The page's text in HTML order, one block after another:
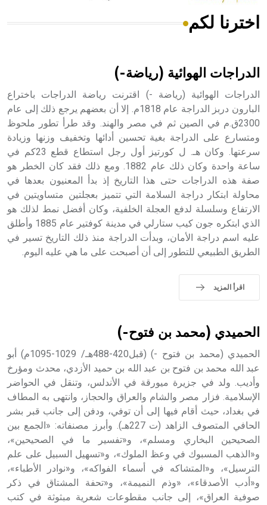
هل تعلم أن الأبسيد كلمة فرنسية اللفظ تم اعتمادها مصطلحاً
- هل تعلم أن أبجر Abgar اسم معروف جيداً يعود إلى عدد من
الملوك الذين حكموا مدينة إديسا (الرها) من أبجر الأول وحتى
التاسع، وهم ينتسبون إلى أسرة أوسروين
- هل تعلم أن الأبجدية الكنعانية تتألف من /22/ علامة كتابية
sign تكتب منفصلة غير متصلة، وتعتمد المبدأ الأكوروفوني،
حيث تقتصر القيمة الصوتية للعلامة الك
اخترنا لكم
الدراجات الهوائية (رياضة-)
الدراجات الهوائية (رياضة -) اقترنت رياضة الدراجات باختراع
البارون دربز الدراجة عام 1818م. إلا أن بعضهم يرجع ذلك إلى عام
2300ق.م في الصين ثم في مصر والهند. وقد طرأ تطور ملحوظ
ومتسارع على الدراجة بغية تحسين أدائها وتخفيف وزنها وزيادة
سرعتها. وكان هـ. ل كورتيز أول رجل استطاع قطع 23كم في
ساعة واحدة وكان ذلك عام 1882. ومع ذلك فقد كان الخطر هو
صفة هذه الدراجات حتى هذا التاريخ إذ بدأ المعنيون بعدها في
محاولة ابتكار دراجة السلامة التي تتميز بعجلتين متساويتين في
الارتفاع وسلسلة لدفع العجلة الخلفية، وكان أفضل نمط لذلك هو
الذي ابتكره جون كيب ستارلي في مدينة كوفتير عام 1885 وأطلق
عليه اسم دراجة الأمان، وبدأت الدراجة منذ ذلك التاريخ تسير في
الطريق الطبيعي للتطور إلى أن أصبحت على ما هي عليه اليوم.
اقرأ المزيد
الحميدي (محمد بن فتوح-)
الحميدي (محمد بن فتوح -) (قبل420-488هـ/ 1029-1095م) أبو
عبد الله محمد بن فتوح بن عبد الله بن حميد الأزدي، محدث ومؤرخ
وأديب. ولد في جزيرة ميورقة في الأندلس، وتنقل في الحواضر
الإسلامية. فزار مصر والشام والعراق والحجاز، وانتهى به المطاف
في بغداد، حيث أقام فيها إلى أن توفي، ودفن إلى جانب قبر بشر
الحافي المتصوف الزاهد (ت 227هـ). وأبرز مصنفاته: «الجمع بين
الصحيحين البخاري ومسلم»، و«تفسير ما في الصحيحين»،
و«الذهب المسبوك في وعظ الملوك»، و«تسهيل السبيل على علم
الترسيل»، و«المتشاكه في أسماء الفواكه»، و«نوادر الأطباء»،
و«أدب الأصدقاء»، «وذم النميمة»، و«تحفة المشتاق في ذكر
صوفية العراق»، إلى جانب مقطوعات شعرية مبثوثة في كتب